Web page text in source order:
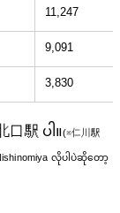
11,247
9,091
3,830
駅 ပါ။(※仁川駅
လိုပါပဲဆိုတော့